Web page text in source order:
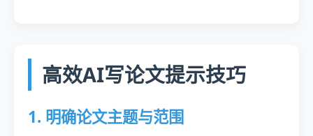
高效AI写论文提示技巧
1. 明确论文主题与范围